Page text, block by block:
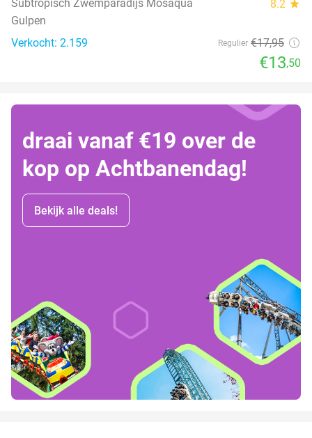
Subtropisch Zwemparadijs Mosaqua 8.2 star
Gulpen
Verkocht: 2.159
Regulier €17,95
€13,50
draai vanaf €19 over de
kop op Achtbanendag!
Bekijk alle deals!